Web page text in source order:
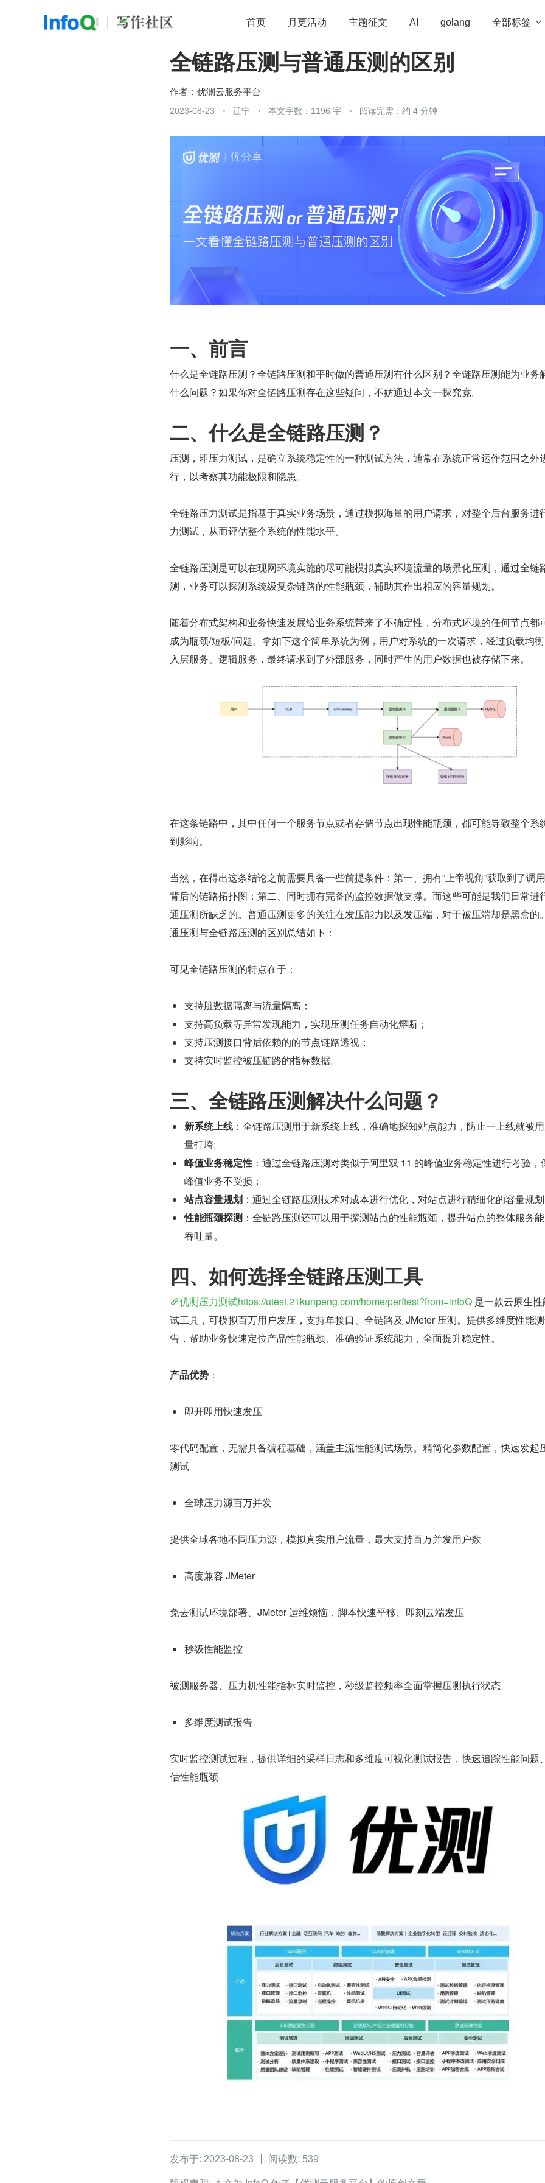
首页 月更活动 主题征文 AI golang 全部标签 
开源 架构 OpenHarmony 算法 学习方法
团队管理
全链路压测与普通压测的区别
作者： 优测云服务平台
2023-08-23 辽宁 本文字数：1196 字 阅读完需：约 4 分钟
一、前言
什么是全链路压测？全链路压测和平时做的普通压测有什么区别？全链路压测能为业务
什么问题？如果你对全链路压测存在这些疑问，不妨通过本文一探究竟。
二、什么是全链路压测？
压测，即压力测试，是确立系统稳定性的一种测试方法，通常在系统正常运作范围之外
行，以考察其功能极限和隐患。
全链路压力测试是指基于真实业务场景，通过模拟海量的用户请求，对整个后台服务进
力测试，从而评估整个系统的性能水平。
全链路压测是可以在现网环境实施的尽可能模拟真实环境流量的场景化压测，通过全链
测，业务可以探测系统级复杂链路的性能瓶颈，辅助其作出相应的容量规划。
随着分布式架构和业务快速发展给业务系统带来了不确定性，分布式环境的任何节点都
成为瓶颈/短板/问题。拿如下这个简单系统为例，用户对系统的一次请求，经过负载均
入层服务、逻辑服务，最终请求到了外部服务，同时产生的用户数据也被存储下来。
在这条链路中，其中任何一个服务节点或者存储节点出现性能瓶颈，都可能导致整个系
到影响。
当然，在得出这条结论之前需要具备一些前提条件：第一、拥有“上帝视角”获取到了调
背后的链路拓扑图；第二、同时拥有完备的监控数据做支撑。而这些可能是我们日常进
通压测所缺乏的。普通压测更多的关注在发压能力以及发压端，对于被压端却是黑盒的
通压测与全链路压测的区别总结如下：
可见全链路压测的特点在于：
支持脏数据隔离与流量隔离；
支持高负载等异常发现能力，实现压测任务自动化熔断；
支持压测接口背后依赖的的节点链路透视；
支持实时监控被压链路的指标数据。
三、全链路压测解决什么问题？
新系统上线 ：全链路压测用于新系统上线，准确地探知站点能力，防止一上线就被
量打垮;
峰值业务稳定性 ：通过全链路压测对类似于阿里双 11 的峰值业务稳定性进行考验，
峰值业务不受损；
站点容量规划 ：通过全链路压测技术对成本进行优化，对站点进行精细化的容量规
性能瓶颈探测 ：全链路压测还可以用于探测站点的性能瓶颈，提升站点的整体服务
吞吐量。
四、如何选择全链路压测工具
优测压力测试https://utest.21kunpeng.com/home/perftest?from=infoQ 是一款云原生
试工具，可模拟百万用户发压，支持单接口、全链路及 JMeter 压测。提供多维度性能
告，帮助业务快速定位产品性能瓶颈、准确验证系统能力，全面提升稳定性。
产品优势 ：
即开即用快速发压
零代码配置，无需具备编程基础，涵盖主流性能测试场景。精简化参数配置，快速发起
测试
全球压力源百万并发
提供全球各地不同压力源，模拟真实用户流量，最大支持百万并发用户数
高度兼容 JMeter
免去测试环境部署、JMeter 运维烦恼，脚本快速平移、即刻云端发压
秒级性能监控
被测服务器、压力机性能指标实时监控，秒级监控频率全面掌握压测执行状态
多维度测试报告
实时监控测试过程，提供详细的采样日志和多维度可视化测试报告，快速追踪性能问题
估性能瓶颈
发布于: 2023-08-23 阅读数: 539